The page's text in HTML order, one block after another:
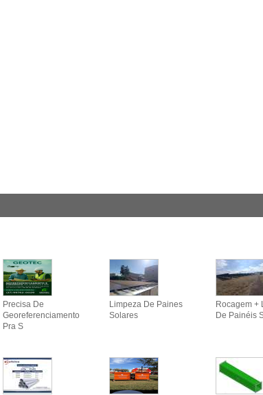
Precisa De
Georeferenciamento
Pra S
Limpeza De Paines
Solares
Rocagem +
De Painéis